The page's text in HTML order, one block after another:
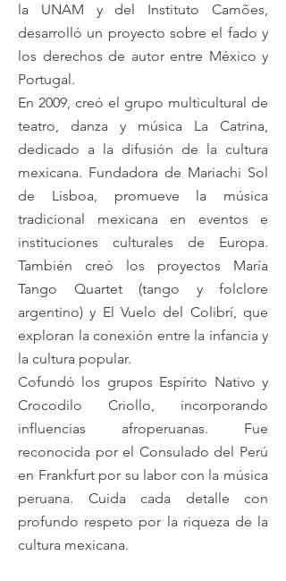
la UNAM y del Instituto Camões,
desarrolló un proyecto sobre el fado y
los derechos de autor entre México y
Portugal.
En 2009, creó el grupo multicultural de
teatro, danza y música La Catrina,
dedicado a la difusión de la cultura
mexicana. Fundadora de Mariachi Sol
de Lisboa, promueve la música
tradicional mexicana en eventos e
instituciones culturales de Europa.
También creó los proyectos María
Tango Quartet (tango y folclore
argentino) y El Vuelo del Colibrí, que
exploran la conexión entre la infancia y
la cultura popular.
Cofundó los grupos Espírito Nativo y
Crocodilo Criollo, incorporando
influencias afroperuanas. Fue
reconocida por el Consulado del Perú
en Frankfurt por su labor con la música
peruana. Cuida cada detalle con
profundo respeto por la riqueza de la
cultura mexicana.